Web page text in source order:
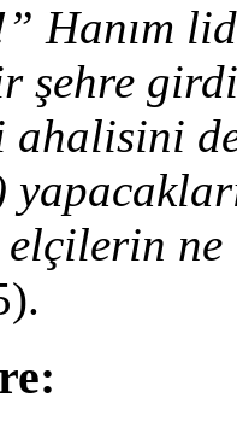
Hanım
şehre